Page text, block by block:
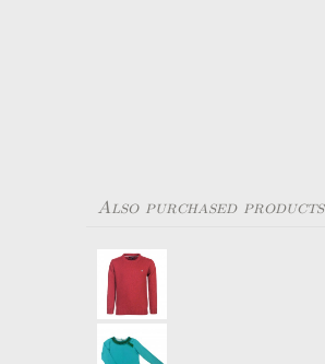
Also purchased products